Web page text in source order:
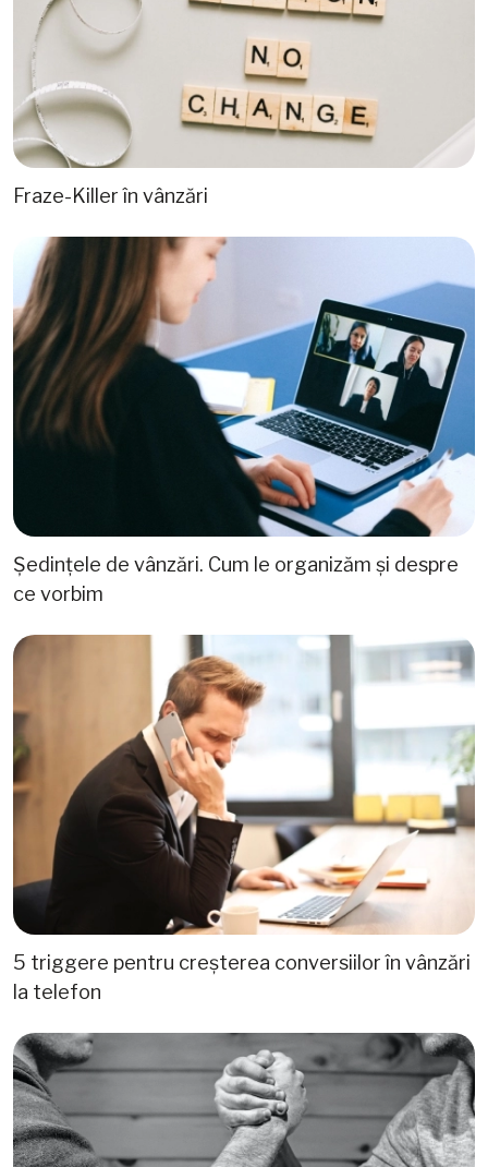
Fraze-Killer în vânzări
Ședințele de vânzări. Cum le organizăm și despre
ce vorbim
5 triggere pentru creșterea conversiilor în vânzări
la telefon